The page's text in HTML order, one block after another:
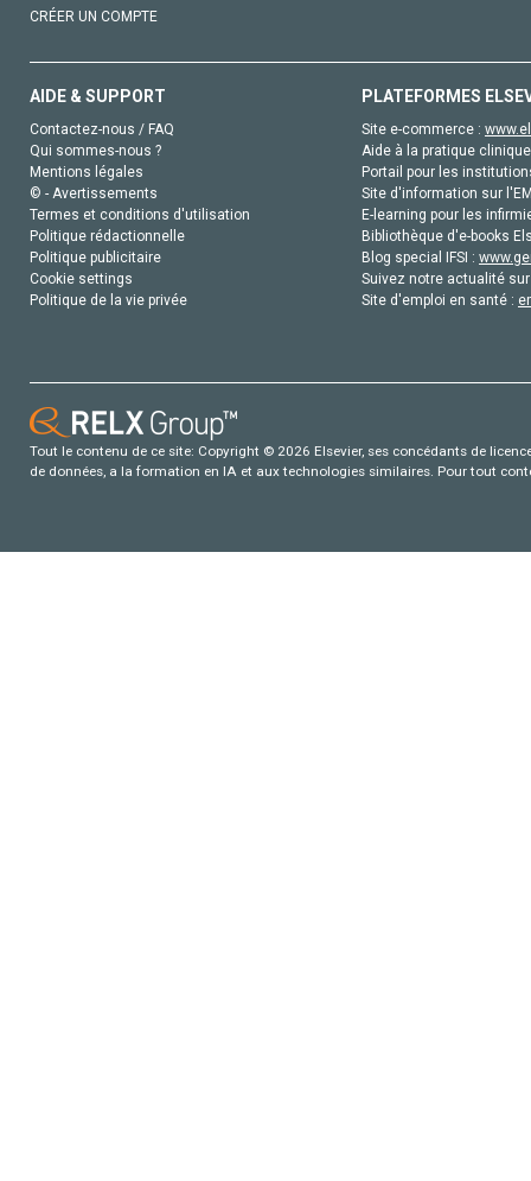
CRÉER UN COMPTE
AIDE & SUPPORT
Contactez-nous / FAQ
Qui sommes-nous ?
Mentions légales
© - Avertissements
Termes et conditions d'utilisation
Politique rédactionnelle
Politique publicitaire
Cookie settings
Politique de la vie privée
PLATEFORMES
Site e-commerce :
Aide à la pratique
Portail pour les
Site d'information sur
E-learning pour les
Bibliothèque d'e-books
Blog special IFSI :
Suivez notre actualité
Site d'emploi en santé :
Tout le contenu de ce site: Copyright © 2026 Elsevier, ses concédants de
de données, a la formation en IA et aux technologies similaires. Pour tout